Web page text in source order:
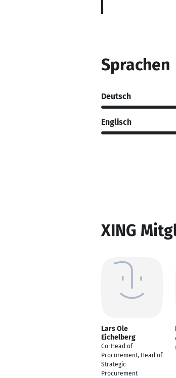
Sprachen
Deutsch
Englisch
XING
Lars Ole
Eichelberg
Co-Head of
Procurement, Head of
Strategic
Procurement